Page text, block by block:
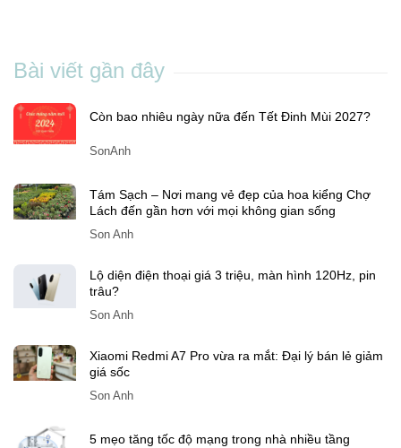
Bài viết gần đây
Còn bao nhiêu ngày nữa đến Tết Đinh Mùi 2027?
SonAnh
Tám Sạch – Nơi mang vẻ đẹp của hoa kiểng Chợ
Lách đến gần hơn với mọi không gian sống
Son Anh
Lộ diện điện thoại giá 3 triệu, màn hình 120Hz, pin
trâu?
Son Anh
Xiaomi Redmi A7 Pro vừa ra mắt: Đại lý bán lẻ giảm
giá sốc
Son Anh
5 mẹo tăng tốc độ mạng trong nhà nhiều tầng